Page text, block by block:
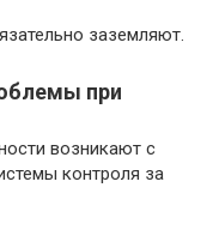
заземляют.
при
возникают с
контроля за